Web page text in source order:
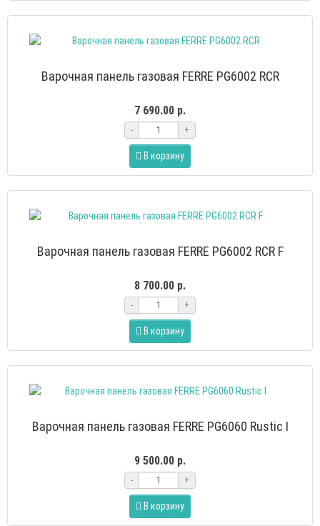
Варочная панель газовая FERRE PG6002 RCR
7 690.00 р.
- +
В корзину
Варочная панель газовая FERRE PG6002 RCR F
8 700.00 р.
- +
В корзину
Варочная панель газовая FERRE PG6060 Rustic I
9 500.00 р.
- +
В корзину